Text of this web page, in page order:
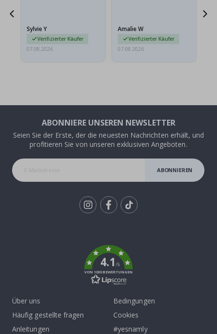
sie…
Sylvie Y
Verifizierter Käufer
07.08.2026
Amalie W
Verifizierter Käufer
07.08.2026
ABONNIERE UNSEREN NEWSLETTER
Seien Sie der Erste, der die neuesten Nachrichten erhält, und
profitieren Sie von unseren exklusiven Angeboten.
ABONNIEREN
4.1/5
VON 1030 BEWERTUNGEN
Über uns
Häufig gestellte fragen
Anleitungen
Bedingungen
Cookies
#yesnamly